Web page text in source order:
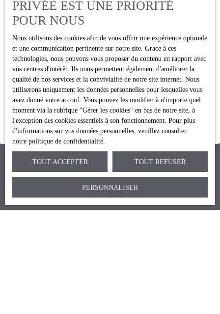
Pied de page droit
Mentions légales
Politique de confidentialité
Plan du site
PRIVÉE EST UNE PRIORITÉ
POUR NOUS
Nous utilisons des cookies afin de vous offrir une expérience optimale
et une communication pertinente sur notre site. Grace à ces
technologies, nous pouvons vous proposer du contenu en rapport avec
vos centres d'intérêt. Ils nous permettent également d'améliorer la
qualité de nos services et la convivialité de notre site internet. Nous
utiliserons uniquement les données personnelles pour lesquelles vous
avez donné votre accord. Vous pouvez les modifier à n'importe quel
moment via la rubrique ″Gérer les cookies″ en bas de notre site, à
l'exception des cookies essentiels à son fonctionnement. Pour plus
d'informations sur vos données personnelles, veuillez consulter
notre politique de confidentialité.
TOUT ACCEPTER TOUT REFUSER
PERSONNALISER